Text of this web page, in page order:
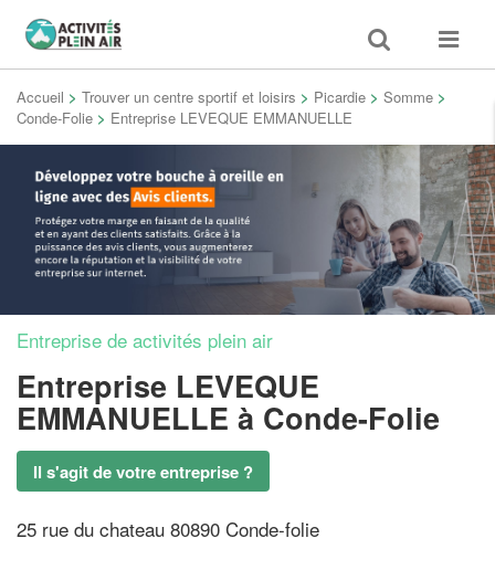
Toggle
search
Toggle
Accueil > Trouver un centre sportif et loisirs > Picardie > Somme >
Conde-Folie > Entreprise LEVEQUE EMMANUELLE
Entreprise de activités plein air
Entreprise LEVEQUE
EMMANUELLE à Conde-Folie
Il s'agit de votre entreprise ?
25 rue du chateau 80890 Conde-folie